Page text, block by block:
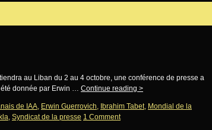
au Liban du 2 au 4 octobre, une conférence de presse a
donnée par Erwin … Continue reading >
de IAA, Erwin Guerrovich, Ibrahim Tabet, Mondial de la
, Syndicat de la presse 1 Comment